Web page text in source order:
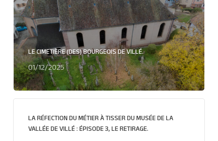
LE CIMETIÈRE (DES) BOURGEOIS DE VILLÉ.
01/12/2025
LA RÉFECTION DU MÉTIER À TISSER DU MUSÉE DE LA
VALLÉE DE VILLÉ : ÉPISODE 3, LE RETIRAGE.